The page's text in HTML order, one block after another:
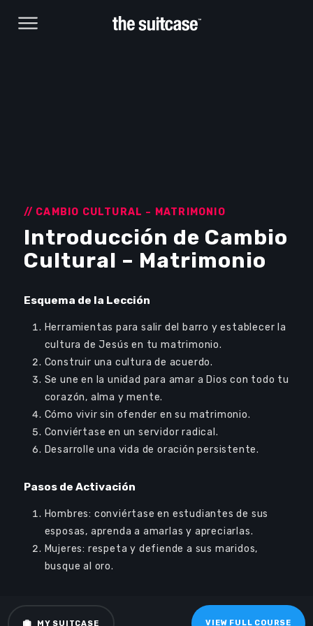
Player
// CAMBIO CULTURAL – MATRIMONIO
Introducción de Cambio
Cultural – Matrimonio
Esquema de la Lección
Herramientas para salir del barro y establecer la
cultura de Jesús en tu matrimonio.
Construir una cultura de acuerdo.
Se une en la unidad para amar a Dios con todo tu
corazón, alma y mente.
Cómo vivir sin ofender en su matrimonio.
Conviértase en un servidor radical.
Desarrolle una vida de oración persistente.
Pasos de Activación
Hombres: conviértase en estudiantes de sus
esposas, aprenda a amarlas y apreciarlas.
Mujeres: respeta y defiende a sus maridos,
busque al oro.
MY SUITCASE VIEW FULL COURSE
Browse Courses
Sign Up